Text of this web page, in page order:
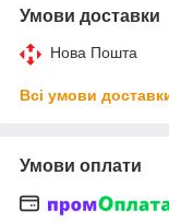
Умови доставки
Нова Пошта
Всі умови
Умови оплати